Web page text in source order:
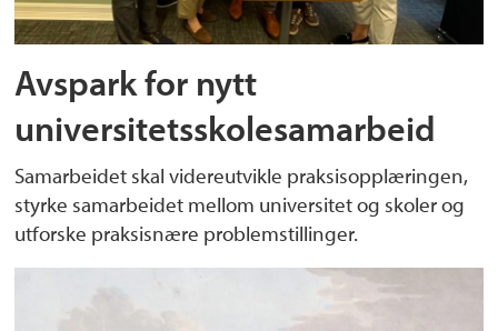
Avspark for nytt
universitetsskolesamarbeid
Samarbeidet skal videreutvikle praksisopplæringen,
styrke samarbeidet mellom universitet og skoler og
utforske praksisnære problemstillinger.